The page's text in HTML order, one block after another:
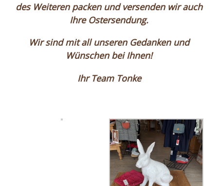
des Weiteren packen und versenden wir auch
Ihre Ostersendung.
Wir sind mit all unseren Gedanken und
Wünschen bei Ihnen!
Ihr Team Tonke